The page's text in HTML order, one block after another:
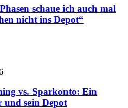
schaue ich auch mal
nicht ins Depot“
vs. Sparkonto: Ein
und sein Depot